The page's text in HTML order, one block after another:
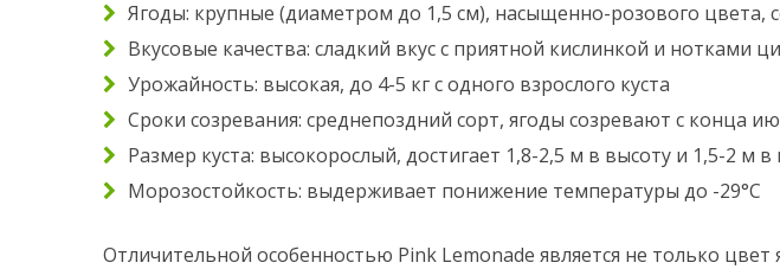
Ягоды: крупные (диаметром до 1,5 см), насыщенно-розового цвета,
Вкусовые качества: сладкий вкус с приятной кислинкой и нотками
Урожайность: высокая, до 4-5 кг с одного взрослого куста
Сроки созревания: среднепоздний сорт, ягоды созревают с конца
Размер куста: высокорослый, достигает 1,8-2,5 м в высоту и 1,5-2 м
Морозостойкость: выдерживает понижение температуры до -29°C
Отличительной особенностью Pink Lemonade является не только цвет